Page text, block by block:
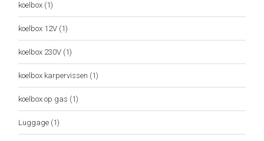
koelbox (1)
koelbox 12V (1)
koelbox 230V (1)
koelbox karpervissen (1)
koelbox op gas (1)
Luggage (1)